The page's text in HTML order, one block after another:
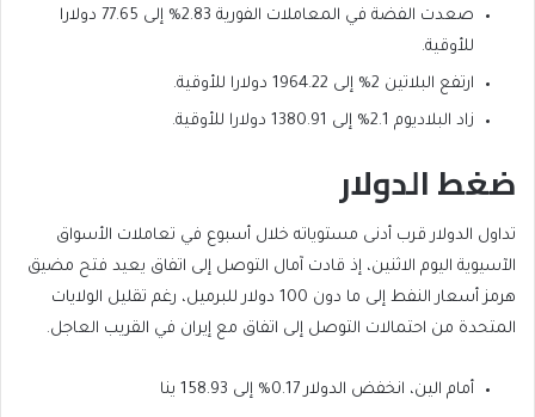
صعدت الفضة في المعاملات الفورية 2.83% إلى 77.65 دولارا
للأوقية.
ارتفع البلاتين 2% إلى 1964.22 دولارا للأوقية.
زاد البلاديوم 2.1% إلى 1380.91 دولارا للأوقية.
ضغط الدولار
تداول الدولار قرب أدنى مستوياته خلال أسبوع في تعاملات الأسواق
الآسيوية اليوم الاثنين، إذ قادت آمال التوصل إلى اتفاق يعيد فتح مضيق
هرمز أسعار النفط إلى ما دون 100 دولار للبرميل، رغم تقليل الولايات
المتحدة من احتمالات التوصل إلى اتفاق مع إيران في القريب العاجل.
أمام الين، انخفض الدولار 0.17% إلى 158.93 ينا